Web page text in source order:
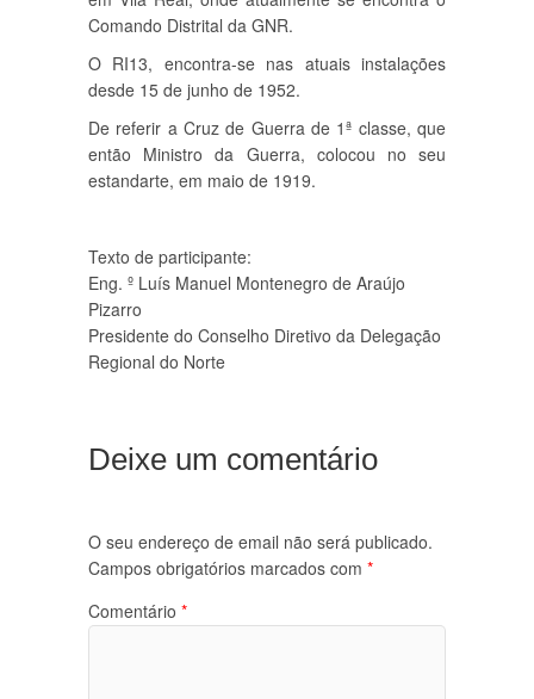
Comando Distrital da GNR.
O RI13, encontra-se nas atuais instalações
desde 15 de junho de 1952.
De referir a Cruz de Guerra de 1ª classe, que
então Ministro da Guerra, colocou no seu
estandarte, em maio de 1919.
Texto de participante:
Eng. º Luís Manuel Montenegro de Araújo
Pizarro
Presidente do Conselho Diretivo da Delegação
Regional do Norte
Deixe um comentário
O seu endereço de email não será publicado.
Campos obrigatórios marcados com *
Comentário *